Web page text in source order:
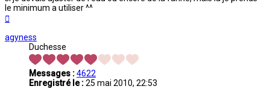
le minimum a utiliser ^^
agyness
Duchesse
Messages :4622
Enregistré le :25 mai 2010, 22:53